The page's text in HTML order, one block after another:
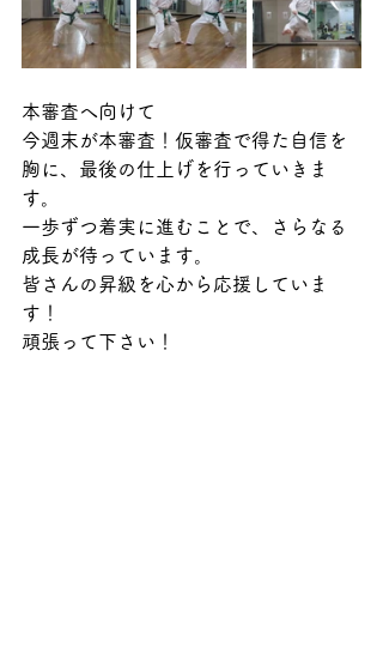
本審査へ向けて
今週末が本審査！仮審査で得た自信を
胸に、最後の仕上げを行っていきま
す。
一歩ずつ着実に進むことで、さらなる
成長が待っています。
皆さんの昇級を心から応援していま
す！
頑張って下さい！